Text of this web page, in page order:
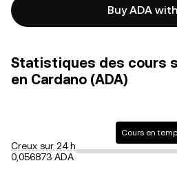
Buy ADA
Statistiques des cours
en Cardano (ADA)
Creux sur 24 h
0,056873 ADA
Cours en